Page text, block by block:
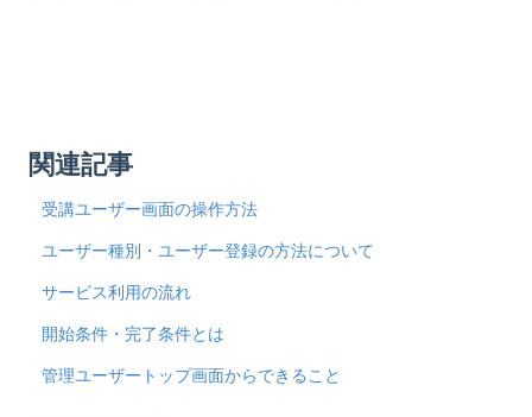
関連記事
受講ユーザー画面の操作方法
ユーザー種別・ユーザー登録の方法について
サービス利用の流れ
開始条件・完了条件とは
管理ユーザートップ画面からできること